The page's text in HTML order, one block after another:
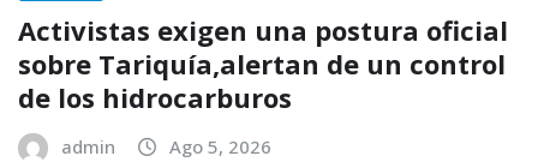
Activistas exigen una postura oficial
sobre Tariquía,alertan de un control
de los hidrocarburos
admin Ago 5, 2026